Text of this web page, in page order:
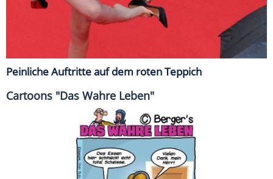
Peinliche Auftritte auf dem roten Teppich
Cartoons "Das Wahre Leben"